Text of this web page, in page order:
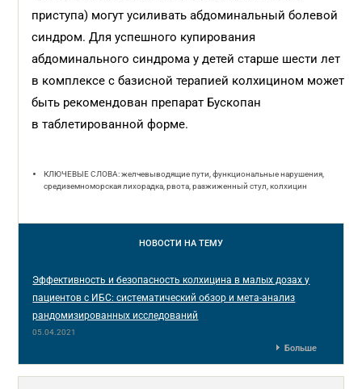
приступа) могут усиливать абдоминальный болевой
синдром. Для успешного купирования
абдоминального синдрома у детей старше шести лет
в комплексе с базисной терапией колхицином может
быть рекомендован препарат Бускопан
в таблетированной форме.
КЛЮЧЕВЫЕ СЛОВА: желчевыводящие пути, функциональные нарушения,
средиземноморская лихорадка, рвота, разжиженный стул, колхицин
НОВОСТИ НА ТЕМУ
Эффективность и безопасность колхицина в малых дозах у
пациентов с ИБС: систематический обзор и мета-анализ
рандомизированных исследований
05.04.2021
Больше